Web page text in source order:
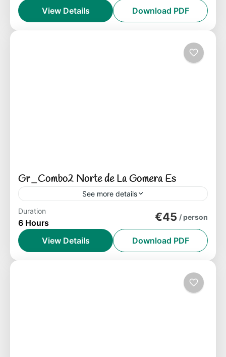
Explorarás una de las zonas más
emblemáticas del parque nacional: el alto de
View Details Download PDF
Gr_Combo2 Norte de La Gomera Es
See more details
Combo de varias rutas para descubrir el
norte de La Gomera: Abrante, el barranco
de La Palmita y Agulo.
Duration
6 Hours €45 / person
View Details Download PDF